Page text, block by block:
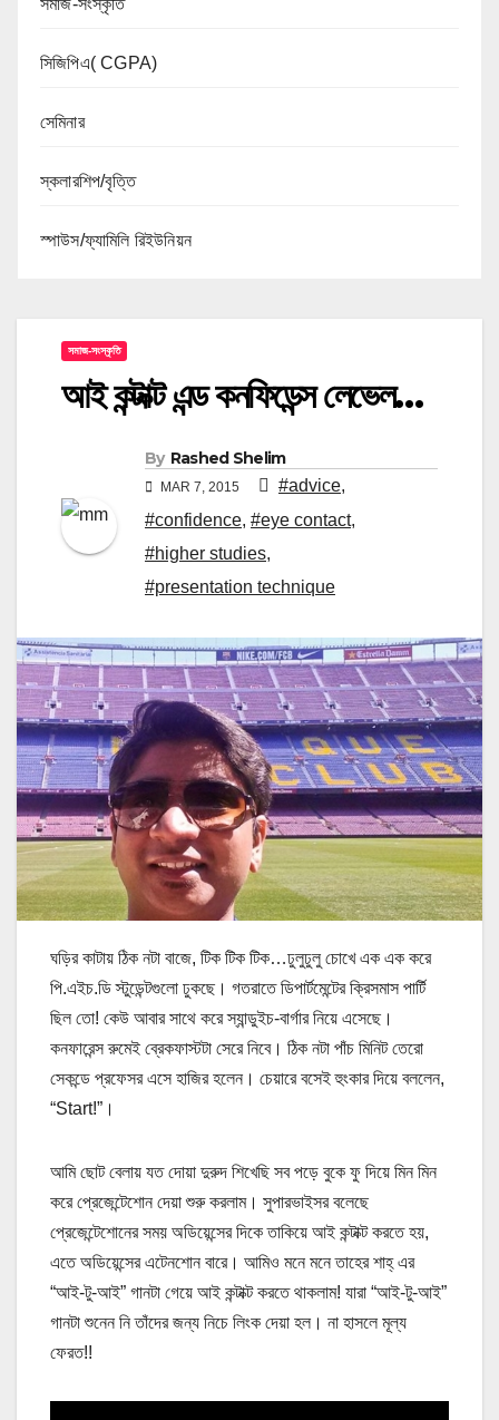
সিজিপিএ( CGPA)
সেমিনার
স্কলারশিপ/বৃত্তি
স্পাউস/ফ্যামিলি রিইউনিয়ন
সমাজ-সংস্কৃতি
আই কন্টাক্ট এন্ড কনফিডেন্স লেভেল…
By Rashed Shelim
MAR 7, 2015 #advice,
#confidence, #eye contact,
#higher studies,
#presentation technique
ঘড়ির কাটায় ঠিক নটা বাজে, টিক টিক টিক…ঢুলুঢুলু চোখে এক এক করে
পি.এইচ.ডি স্টুডেন্টগুলো ঢুকছে। গতরাতে ডিপার্টমেন্টের ক্রিসমাস পার্টি
ছিল তো! কেউ আবার সাথে করে স্যান্ডুইচ-বার্গার নিয়ে এসেছে।
কনফারেন্স রুমেই ব্রেকফাস্টটা সেরে নিবে। ঠিক নটা পাঁচ মিনিট তেরো
সেকন্ডে প্রফেসর এসে হাজির হলেন। চেয়ারে বসেই হুংকার দিয়ে বললেন,
“Start!”।
আমি ছোট বেলায় যত দোয়া দুরুদ শিখেছি সব পড়ে বুকে ফু দিয়ে মিন মিন
করে প্রেজেন্টেশোন দেয়া শুরু করলাম। সুপারভাইসর বলেছে
প্রেজেন্টেশোনের সময় অডিয়েন্সের দিকে তাকিয়ে আই কন্টাক্ট করতে হয়,
এতে অডিয়েন্সের এটেনশোন বারে। আমিও মনে মনে তাহের শাহ্‌ এর
“আই-টু-আই” গানটা গেয়ে আই কন্টাক্ট করতে থাকলাম! যারা “আই-টু-আই”
গানটা শুনেন নি তাঁদের জন্য নিচে লিংক দেয়া হল। না হাসলে মূল্য
ফেরত!!